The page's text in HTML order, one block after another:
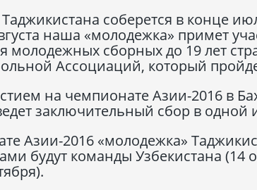
соберется в конце
наша «молодежка» примет
молодежных сборных до 19 лет
Ассоциаций, который
на чемпионате Азии-2016 в
заключительный сбор в одной
Азии-2016 «молодежка»
будут команды Узбекистана (14